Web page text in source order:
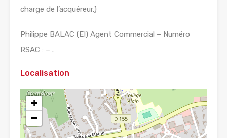
charge de l’acquéreur.)
Philippe BALAC (EI) Agent Commercial – Numéro
RSAC : – .
Localisation
+
−